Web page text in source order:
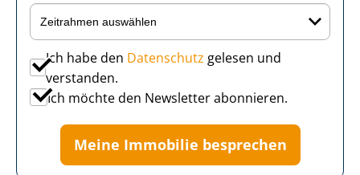
Ich habe den Datenschutz gelesen und
verstanden.
Ich möchte den Newsletter abonnieren.
Meine Immobilie besprechen